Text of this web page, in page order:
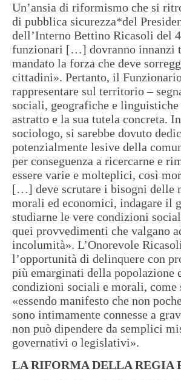
Un’ansia di riformismo che si
di pubblica sicurezza*del
dell’Interno Bettino Ricasoli del
funzionari […] dovranno innanzi
mandato la forza che deve
cittadini». Pertanto, il
rappresentare sul territorio –
sociali, geografiche e
astratto e la sua tutela concreta.
sociologo, si sarebbe dovuto
potenzialmente lesive della
per conseguenza a ricercarne e
essere varie e molteplici, così
[…] deve scrutare i bisogni delle
morali ed economici, indagare il
studiarne le vere condizioni
quei provvedimenti che valgano
incolumità». L’Onorevole
l’opportunità di delinquere con
più emarginati della popolazione
condizioni sociali e morali,
«essendo manifesto che non
sono intimamente connesse a
non può dipendere da semplici
governativi o legislativi».
LA RIFORMA DELLA REGIA